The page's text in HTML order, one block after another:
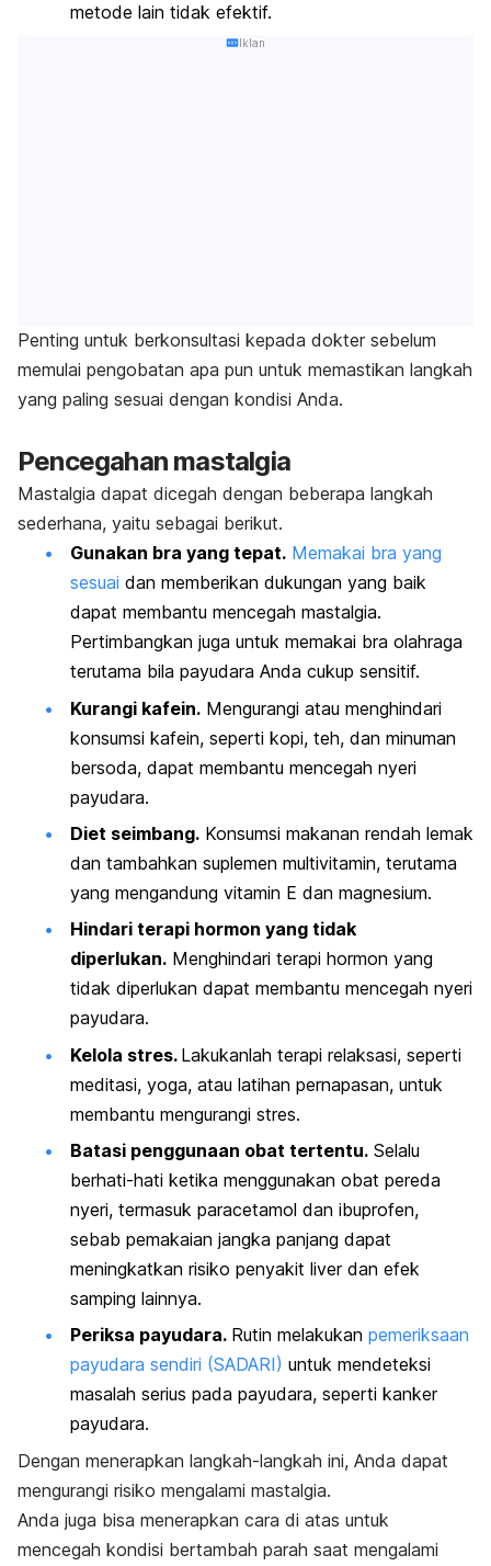
metode lain tidak efektif.
Iklan
Penting untuk berkonsultasi kepada dokter sebelum
memulai pengobatan apa pun untuk memastikan langkah
yang paling sesuai dengan kondisi Anda.
Pencegahan mastalgia
Mastalgia dapat dicegah dengan beberapa langkah
sederhana, yaitu sebagai berikut.
Gunakan bra yang tepat. Memakai bra yang
sesuai dan memberikan dukungan yang baik
dapat membantu mencegah mastalgia.
Pertimbangkan juga untuk memakai bra olahraga
terutama bila payudara Anda cukup sensitif.
Kurangi kafein. Mengurangi atau menghindari
konsumsi kafein, seperti kopi, teh, dan minuman
bersoda, dapat membantu mencegah nyeri
payudara.
Diet seimbang. Konsumsi makanan rendah lemak
dan tambahkan suplemen multivitamin, terutama
yang mengandung vitamin E dan magnesium.
Hindari terapi hormon yang tidak
diperlukan. Menghindari terapi hormon yang
tidak diperlukan dapat membantu mencegah nyeri
payudara.
Kelola stres. Lakukanlah terapi relaksasi, seperti
meditasi, yoga, atau latihan pernapasan, untuk
membantu mengurangi stres.
Batasi penggunaan obat tertentu. Selalu
berhati-hati ketika menggunakan obat pereda
nyeri, termasuk paracetamol dan ibuprofen,
sebab pemakaian jangka panjang dapat
meningkatkan risiko penyakit liver dan efek
samping lainnya.
Periksa payudara. Rutin melakukan pemeriksaan
payudara sendiri (SADARI) untuk mendeteksi
masalah serius pada payudara, seperti kanker
payudara.
Dengan menerapkan langkah-langkah ini, Anda dapat
mengurangi risiko mengalami mastalgia.
Anda juga bisa menerapkan cara di atas untuk
mencegah kondisi bertambah parah saat mengalami